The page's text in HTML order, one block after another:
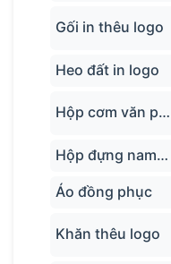
Gối in thêu logo
Heo đất in logo
Hộp cơm văn phòng
Hộp đựng name card
Áo đồng phục
Khăn thêu logo